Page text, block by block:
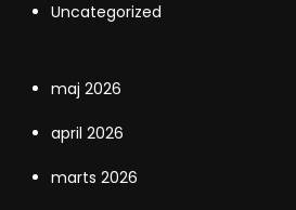
Uncategorized
maj 2026
april 2026
marts 2026